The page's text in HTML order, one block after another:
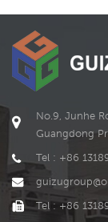
No.9, Junhe
Guangdong
Tel : +86
Tel : +86